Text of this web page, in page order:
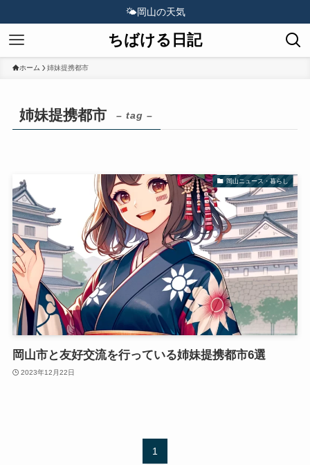
🌤️岡山の天気
ちばける日記
ホーム 姉妹提携都市
姉妹提携都市 – tag –
岡山ニュース・暮らし
岡山市と友好交流を行っている姉妹提携都市6選
2023年12月22日
1